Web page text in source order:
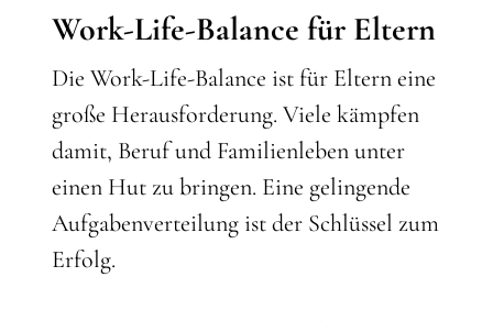
Work-Life-Balance für Eltern
Die Work-Life-Balance ist für Eltern eine
große Herausforderung. Viele kämpfen
damit, Beruf und Familienleben unter
einen Hut zu bringen. Eine gelingende
Aufgabenverteilung ist der Schlüssel zum
Erfolg.